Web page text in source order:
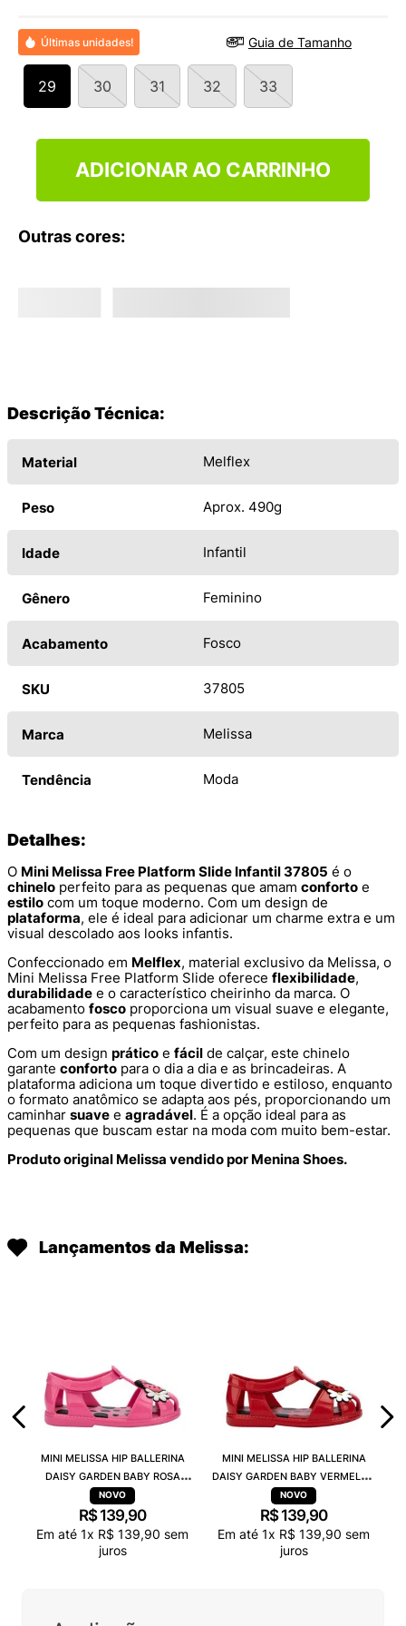
Últimas unidades! Guia de Tamanho
29 30 31 32 33
ADICIONAR AO CARRINHO
Outras cores:
Descrição Técnica:
Material Melflex
Peso Aprox. 490g
Idade Infantil
Gênero Feminino
Acabamento Fosco
SKU 37805
Marca Melissa
Tendência Moda
Detalhes:
O Mini Melissa Free Platform Slide Infantil 37805 é o
chinelo perfeito para as pequenas que amam conforto e
estilo com um toque moderno. Com um design de
plataforma, ele é ideal para adicionar um charme extra e um
visual descolado aos looks infantis.
Confeccionado em Melflex, material exclusivo da Melissa, o
Mini Melissa Free Platform Slide oferece flexibilidade,
durabilidade e o característico cheirinho da marca. O
acabamento fosco proporciona um visual suave e elegante,
perfeito para as pequenas fashionistas.
Com um design prático e fácil de calçar, este chinelo
garante conforto para o dia a dia e as brincadeiras. A
plataforma adiciona um toque divertido e estiloso, enquanto
o formato anatômico se adapta aos pés, proporcionando um
caminhar suave e agradável. É a opção ideal para as
pequenas que buscam estar na moda com muito bem-estar.
Produto original Melissa vendido por Menina Shoes.
Lançamentos da Melissa:
MINI MELISSA HIP BALLERINA
DAISY GARDEN BABY ROSA
PRETO 38115
R$ 139,90
Em até 1x R$ 139,90 sem
juros
MINI MELISSA HIP BALLERINA
DAISY GARDEN BABY VERMELHO
PRETO 38115
R$ 139,90
Em até 1x R$ 139,90 sem
juros
10º VEJA COUNTRY